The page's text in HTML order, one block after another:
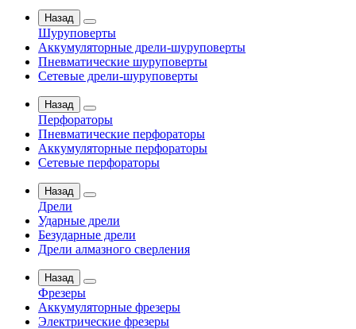
Назад
Шуруповерты
Аккумуляторные дрели-шуруповерты
Пневматические шуруповерты
Сетевые дрели-шуруповерты
Назад
Перфораторы
Пневматические перфораторы
Аккумуляторные перфораторы
Сетевые перфораторы
Назад
Дрели
Ударные дрели
Безударные дрели
Дрели алмазного сверления
Назад
Фрезеры
Аккумуляторные фрезеры
Электрические фрезеры